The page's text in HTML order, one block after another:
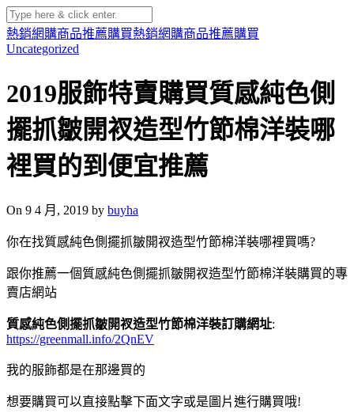
熱銷網購商品推薦購買熱銷網購商品推薦購買
Uncategorized
2019服飾特賣購買質感純色側
擺抓皺開衩造型竹節棉洋裝哪
裡買的到便宜推薦
On 9 4 月, 2019 by buyha
你在找質感純色側擺抓皺開衩造型竹節棉洋裝哪裡買嗎?
跟你推薦一個質感純色側擺抓皺開衩造型竹節棉洋裝購買的專
賣店網站
質感純色側擺抓皺開衩造型竹節棉洋裝訂購網址:
https://greenmall.info/2QnEV
我的服飾都是在那邊買的
想要購買可以直接點擊下面文字或是圖片進行購買哦!